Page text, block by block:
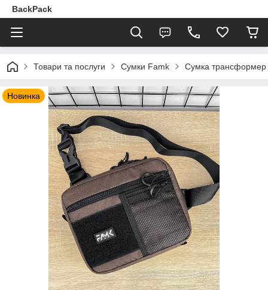
BackPack
Товари та послуги Сумки Famk Сумка трансформер
Новинка